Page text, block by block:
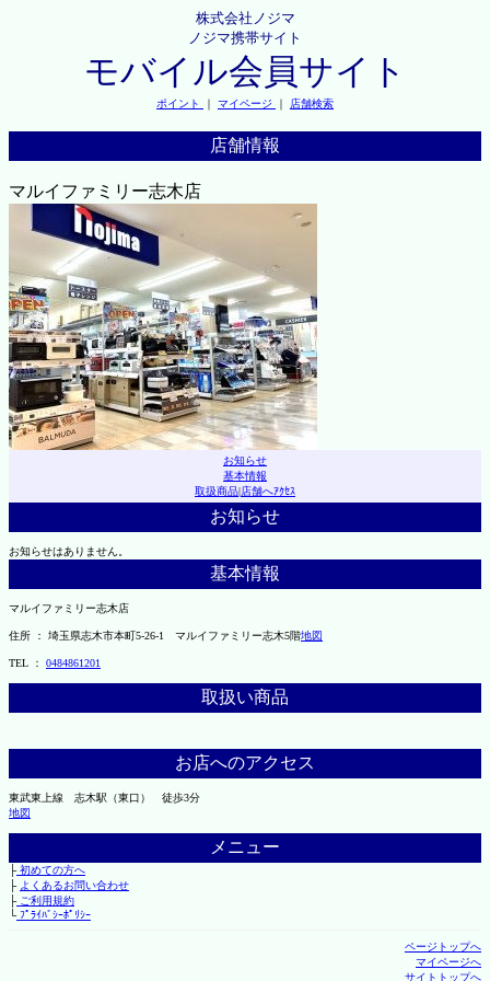
株式会社ノジマ
ノジマ携帯サイト
モバイル会員サイト
ポイント ｜ マイページ ｜ 店舗検索
店舗情報
マルイファミリー志木店
お知らせ
基本情報
取扱商品|店舗へｱｸｾｽ
お知らせ
お知らせはありません。
基本情報
マルイファミリー志木店
住所 ： 埼玉県志木市本町5-26-1 マルイファミリー志木5階地図
TEL ： 0484861201
取扱い商品
お店へのアクセス
東武東上線 志木駅（東口） 徒歩3分
地図
メニュー
├初めての方へ
├ よくあるお問い合わせ
├ご利用規約
└ﾌﾟﾗｲﾊﾞｼｰﾎﾟﾘｼｰ
ページトップへ
マイページへ
サイトトップへ